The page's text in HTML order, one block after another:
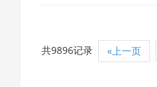
共9896记录 «上一页